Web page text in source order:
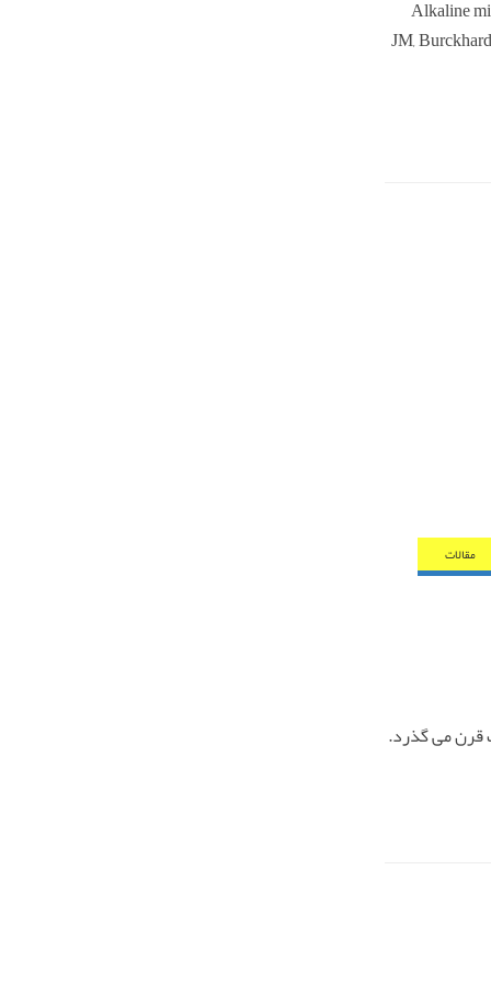
Alkaline
JM,
مقالات
قرن می گذرد.